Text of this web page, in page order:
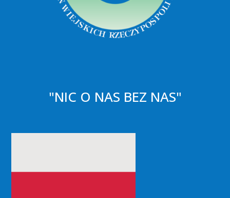
"NIC O NAS BEZ NAS"